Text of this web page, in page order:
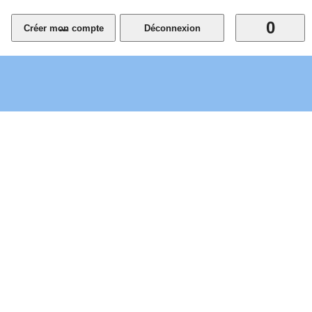
0
...